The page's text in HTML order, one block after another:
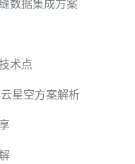
数据集成方案
术点
星空方案解析